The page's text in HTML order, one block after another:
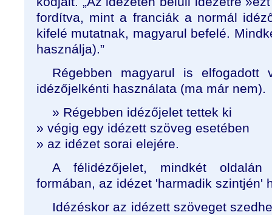
fordítva, mint a franciák a normál
kifelé mutatnak, magyarul befelé.
használja).”
Régebben magyarul is elfogadott
idézőjelkénti használata (ma már nem).
» Régebben idézőjelet tettek ki
» végig egy idézett szöveg esetében
» az idézet sorai elejére.
A félidézőjelet, mindkét
formában, az idézet 'harmadik szintjén'
Idézéskor az idézett szöveget